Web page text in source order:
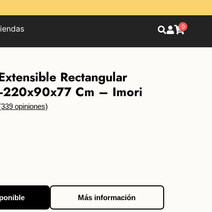
0
Rectangular
220x90x77 Cm – Imori
opiniones)
Más información